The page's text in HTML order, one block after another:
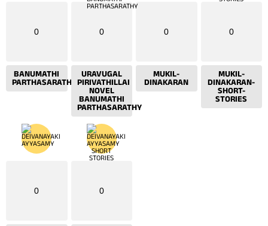
0
BANUMATHI
PARTHASARATHY
0
URAVUGAL
PIRIVATHILLAI
NOVEL
BANUMATHI
PARTHASARATHY
0
MUKIL-
DINAKARAN
0
MUKIL-
DINAKARAN-
SHORT-
STORIES
0 0